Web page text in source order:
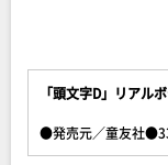
「頭文字D」リアル
●発売元／童友社